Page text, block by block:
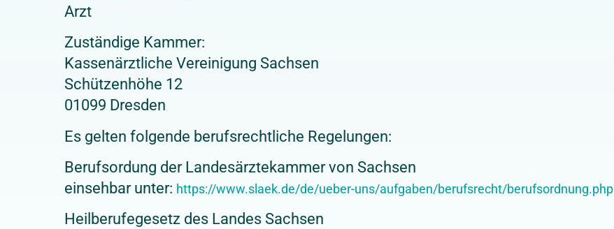
Arzt
Zuständige Kammer:
Kassenärztliche Vereinigung Sachsen
Schützenhöhe 12
01099 Dresden
Es gelten folgende berufsrechtliche Regelungen:
Berufsordung der Landesärztekammer von Sachsen
einsehbar unter: https://www.slaek.de/de/ueber-uns/aufgaben/berufsrecht/berufsordnung.php
Heilberufegesetz des Landes Sachsen